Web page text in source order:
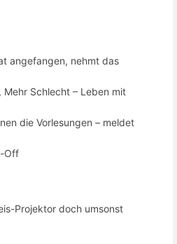
angefangen, nehmt das
Mehr Schlecht – Leben mit
die Vorlesungen – meldet
Off
Projektor doch umsonst